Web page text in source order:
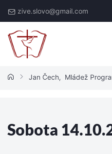
zive.slovo@gmail.com
Jan Čech, Mládež
Sobota